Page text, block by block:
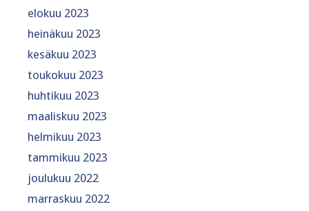
elokuu 2023
heinäkuu 2023
kesäkuu 2023
toukokuu 2023
huhtikuu 2023
maaliskuu 2023
helmikuu 2023
tammikuu 2023
joulukuu 2022
marraskuu 2022